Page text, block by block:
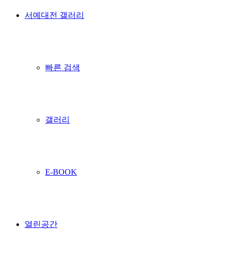
서예대전 갤러리
빠른 검색
갤러리
E-BOOK
열린공간